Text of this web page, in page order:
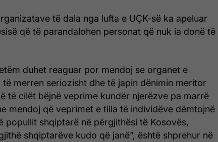
të dala nga lufta e UÇK-së ka apeluar
që të parandalohen personat që nuk ia donë të
duhet reaguar por mendoj se organet e
të merren seriozisht dhe të japin dënimin meritor
të cilët bëjnë veprime kundër njerëzve pa marrë
mendoj që veprimet e tilla të individëve dëmtojnë
popullit shqiptarë në përgjithësi të Kosovës,
shqiptarëve kudo që janë”, është shprehur në